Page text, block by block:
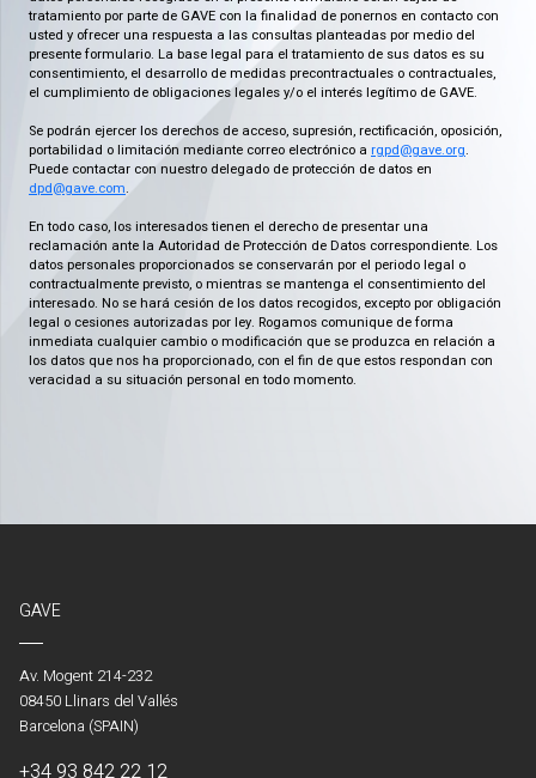
tratamiento por parte de GAVE con la finalidad de ponernos en contacto con
usted y ofrecer una respuesta a las consultas planteadas por medio del
presente formulario. La base legal para el tratamiento de sus datos es su
consentimiento, el desarrollo de medidas precontractuales o contractuales,
el cumplimiento de obligaciones legales y/o el interés legítimo de GAVE.
Se podrán ejercer los derechos de acceso, supresión, rectificación, oposición,
portabilidad o limitación mediante correo electrónico a rgpd@gave.org.
Puede contactar con nuestro delegado de protección de datos en
dpd@gave.com.
En todo caso, los interesados tienen el derecho de presentar una
reclamación ante la Autoridad de Protección de Datos correspondiente. Los
datos personales proporcionados se conservarán por el periodo legal o
contractualmente previsto, o mientras se mantenga el consentimiento del
interesado. No se hará cesión de los datos recogidos, excepto por obligación
legal o cesiones autorizadas por ley. Rogamos comunique de forma
inmediata cualquier cambio o modificación que se produzca en relación a
los datos que nos ha proporcionado, con el fin de que estos respondan con
veracidad a su situación personal en todo momento.
GAVE
Av. Mogent 214-232
08450 Llinars del Vallés
Barcelona (SPAIN)
+34 93 842 22 12